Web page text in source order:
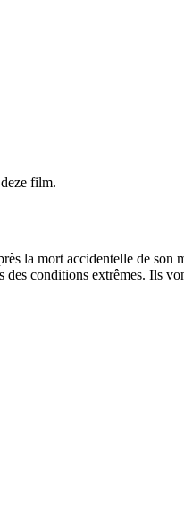
film.
la mort accidentelle de
conditions extrêmes. Ils